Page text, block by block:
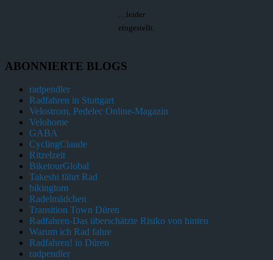
…leider
eingestellt.
ABONNIERTE BLOGS
radpendler
Radfahren in Stuttgart
Velostrom, Pedelec Online-Magazin
Velohome
GABA
CyclingClaude
Ritzelzeit
BiketourGlobal
Takeshi fährt Rad
bikingtom
Radelmädchen
Transition Town Düren
Radfahren-Das überschätzte Risiko von hinten
Warum ich Rad fahre
Radfahren! in Düren
radpendler